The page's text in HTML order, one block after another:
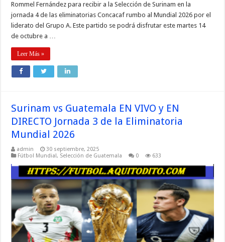
Rommel Fernández para recibir a la Selección de Surinam en la
jornada 4 de las eliminatorias Concacaf rumbo al Mundial 2026 por el
liderato del Grupo A. Este partido se podrá disfrutar este martes 14
de octubre a …
Leer Más »
Surinam vs Guatemala EN VIVO y EN
DIRECTO Jornada 3 de la Eliminatoria
Mundial 2026
admin
30 septiembre, 2025
Fútbol Mundial, Selección de Guatemala 0 633